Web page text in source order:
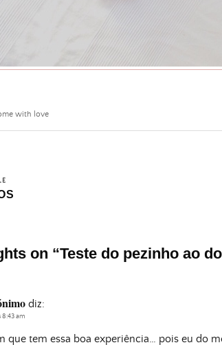
with love
on “Teste do pezinho ao
diz:
8:43 am
que tem essa boa experiência… pois eu do